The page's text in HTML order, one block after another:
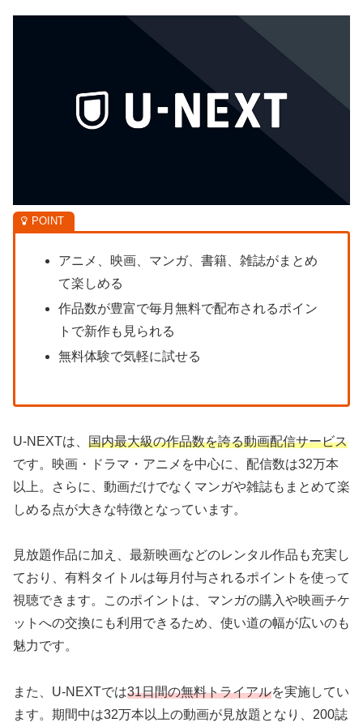
アニメ、映画、マンガ、書籍、雑誌がまとめ
て楽しめる
作品数が豊富で毎月無料で配布されるポイン
トで新作も見られる
無料体験で気軽に試せる
U-NEXTは、 国内最大級の作品数を誇る動画配信サービス
です。映画・ドラマ・アニメを中心に、配信数は32万本
以上。さらに、動画だけでなくマンガや雑誌もまとめて楽
しめる点が大きな特徴となっています。
見放題作品に加え、最新映画などのレンタル作品も充実し
ており、有料タイトルは毎月付与されるポイントを使って
視聴できます。このポイントは、マンガの購入や映画チケ
ットへの交換にも利用できるため、使い道の幅が広いのも
魅力です。
また、U-NEXTでは31日間の無料トライアルを実施してい
ます。期間中は32万本以上の動画が見放題となり、200誌